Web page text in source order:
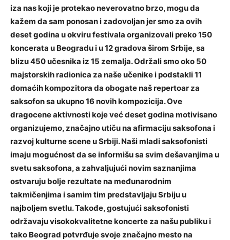
iza nas koji je protekao neverovatno brzo, mogu da
kažem da sam ponosan i zadovoljan jer smo za ovih
deset godina u okviru festivala organizovali preko 150
koncerata u Beogradu i u 12 gradova širom Srbije, sa
blizu 450 učesnika iz 15 zemalja. Održali smo oko 50
majstorskih radionica za naše učenike i podstakli 11
domaćih kompozitora da obogate naš repertoar za
saksofon sa ukupno 16 novih kompozicija. Ove
dragocene aktivnosti koje već deset godina motivisano
organizujemo, značajno utiču na afirmaciju saksofona i
razvoj kulturne scene u Srbiji. Naši mladi saksofonisti
imaju mogućnost da se informišu sa svim dešavanjima u
svetu saksofona, a zahvaljujući novim saznanjima
ostvaruju bolje rezultate na međunarodnim
takmičenjima i samim tim predstavljaju Srbiju u
najboljem svetlu. Takođe, gostujući saksofonisti
održavaju visokokvalitetne koncerte za našu publiku i
tako Beograd potvrđuje svoje značajno mesto na